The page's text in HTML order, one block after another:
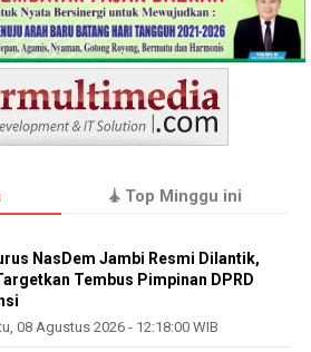
Top Minggu ini
NasDem Jambi Resmi Dilantik,
Tembus Pimpinan DPRD
08 Agustus 2026 - 12:18:00 WIB